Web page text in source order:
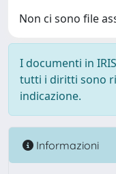
Non ci sono file
I documenti in
tutti i diritti sono
indicazione.
Informazioni